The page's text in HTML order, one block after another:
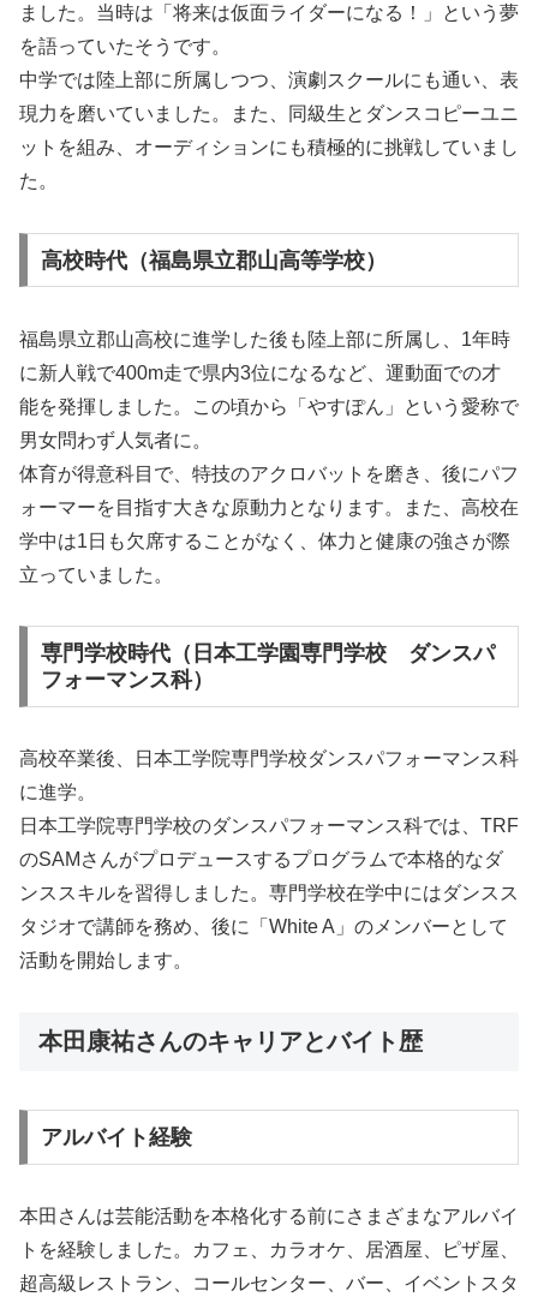
ました。当時は「将来は仮面ライダーになる！」という夢
を語っていたそうです。
中学では陸上部に所属しつつ、演劇スクールにも通い、表
現力を磨いていました。また、同級生とダンスコピーユニ
ットを組み、オーディションにも積極的に挑戦していまし
た。
高校時代（福島県立郡山高等学校）
福島県立郡山高校に進学した後も陸上部に所属し、1年時
に新人戦で400m走で県内3位になるなど、運動面での才
能を発揮しました。この頃から「やすぽん」という愛称で
男女問わず人気者に。
体育が得意科目で、特技のアクロバットを磨き、後にパフ
ォーマーを目指す大きな原動力となります。また、高校在
学中は1日も欠席することがなく、体力と健康の強さが際
立っていました。
専門学校時代（日本工学園専門学校 ダンスパ
フォーマンス科）
高校卒業後、日本工学院専門学校ダンスパフォーマンス科
に進学。
日本工学院専門学校のダンスパフォーマンス科では、TRF
のSAMさんがプロデュースするプログラムで本格的なダ
ンススキルを習得しました。専門学校在学中にはダンスス
タジオで講師を務め、後に「White A」のメンバーとして
活動を開始します。
本田康祐さんのキャリアとバイト歴
アルバイト経験
本田さんは芸能活動を本格化する前にさまざまなアルバイ
トを経験しました。カフェ、カラオケ、居酒屋、ピザ屋、
超高級レストラン、コールセンター、バー、イベントスタ